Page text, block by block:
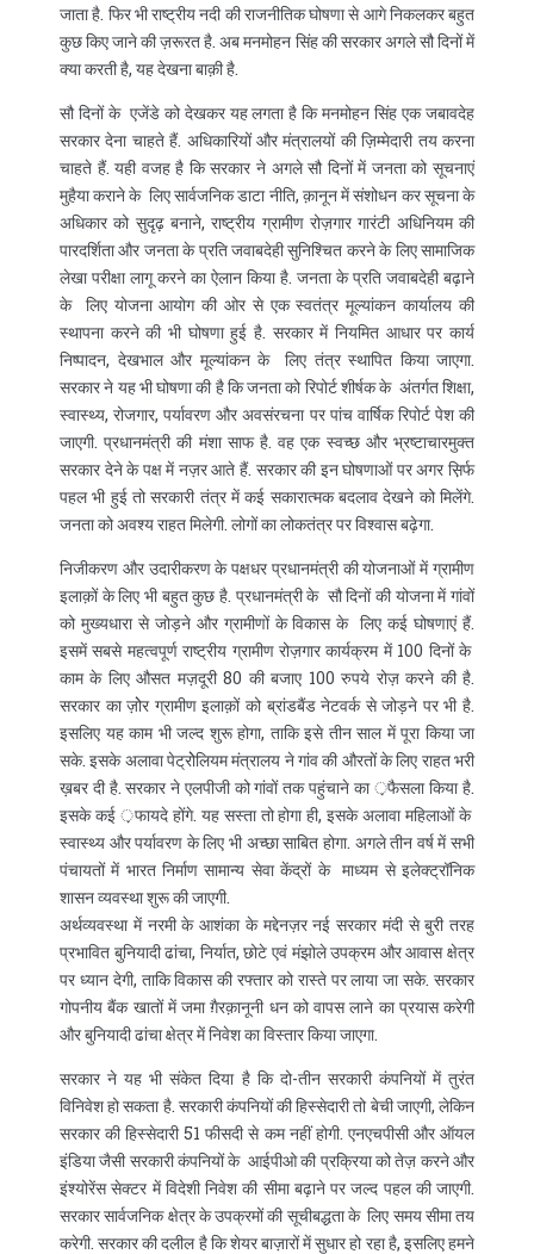
जाता है. फिर भी राष्ट्रीय नदी की राजनीतिक घोषणा से आगे निकलकर बहुत
कुछ किए जाने की ज़रूरत है. अब मनमोहन सिंह की सरकार अगले सौ दिनों में
क्या करती है, यह देखना बाक़ी है.
सौ दिनों के एजेंडे को देखकर यह लगता है कि मनमोहन सिंह एक जबावदेह
सरकार देना चाहते हैं. अधिकारियों और मंत्रालयों की ज़िम्मेदारी तय करना
चाहते हैं. यही वजह है कि सरकार ने अगले सौ दिनों में जनता को सूचनाएं
मुहैया कराने के लिए सार्वजनिक डाटा नीति, क़ानून में संशोधन कर सूचना के
अधिकार को सुदृढ़ बनाने, राष्ट्रीय ग्रामीण रोज़गार गारंटी अधिनियम की
पारदर्शिता और जनता के प्रति जवाबदेही सुनिश्चित करने के लिए सामाजिक
लेखा परीक्षा लागू करने का ऐलान किया है. जनता के प्रति जवाबदेही बढ़ाने
के लिए योजना आयोग की ओर से एक स्वतंत्र मूल्यांकन कार्यालय की
स्थापना करने की भी घोषणा हुई है. सरकार में नियमित आधार पर कार्य
निष्पादन, देखभाल और मूल्यांकन के लिए तंत्र स्थापित किया जाएगा.
सरकार ने यह भी घोषणा की है कि जनता को रिपोर्ट शीर्षक के अंतर्गत शिक्षा,
स्वास्थ्य, रोजगार, पर्यावरण और अवसंरचना पर पांच वार्षिक रिपोर्ट पेश की
जाएगी. प्रधानमंत्री की मंशा साफ है. वह एक स्वच्छ और भ्रष्टाचारमुक्त
सरकार देने के पक्ष में नज़र आते हैं. सरकार की इन घोषणाओं पर अगर स़िर्फ
पहल भी हुई तो सरकारी तंत्र में कई सकारात्मक बदलाव देखने को मिलेंगे.
जनता को अवश्य राहत मिलेगी. लोगों का लोकतंत्र पर विश्वास बढ़ेगा.
निजीकरण और उदारीकरण के पक्षधर प्रधानमंत्री की योजनाओं में ग्रामीण
इलाक़ों के लिए भी बहुत कुछ है. प्रधानमंत्री के सौ दिनों की योजना में गांवों
को मुख्यधारा से जोड़ने और ग्रामीणों के विकास के लिए कई घोषणाएं हैं.
इसमें सबसे महत्वपूर्ण राष्ट्रीय ग्रामीण रोज़गार कार्यक्रम में 100 दिनों के
काम के लिए औसत मज़दूरी 80 की बजाए 100 रुपये रोज़ करने की है.
सरकार का ज़ोेर ग्रामीण इलाक़ों को ब्रांडबैंड नेटवर्क से जोड़ने पर भी है.
इसलिए यह काम भी जल्द शुरू होगा, ताकि इसे तीन साल में पूरा किया जा
सके. इसके अलावा पेट्रोेलियम मंत्रालय ने गांव की औरतों के लिए राहत भरी
ख़बर दी है. सरकार ने एलपीजी को गांवों तक पहुंचाने का ़फैसला किया है.
इसके कई ़फायदे होंगे. यह सस्ता तो होगा ही, इसके अलावा महिलाओं के
स्वास्थ्य और पर्यावरण के लिए भी अच्छा साबित होगा. अगले तीन वर्ष में सभी
पंचायतों में भारत निर्माण सामान्य सेवा केंद्रों के माध्यम से इलेक्ट्रॉनिक
शासन व्यवस्था शुरू की जाएगी.
अर्थव्यवस्था में नरमी के आशंका के मद्देनज़र नई सरकार मंदी से बुरी तरह
प्रभावित बुनियादी ढांचा, निर्यात, छोटे एवं मंझोले उपक्रम और आवास क्षेत्र
पर ध्यान देगी, ताकि विकास की रफ्तार को रास्ते पर लाया जा सके. सरकार
गोपनीय बैंक खातों में जमा ग़ैरक़ानूनी धन को वापस लाने का प्रयास करेगी
और बुनियादी ढांचा क्षेत्र में निवेश का विस्तार किया जाएगा.
सरकार ने यह भी संकेत दिया है कि दो-तीन सरकारी कंपनियों में तुरंत
विनिवेश हो सकता है. सरकारी कंपनियों की हिस्सेदारी तो बेची जाएगी, लेकिन
सरकार की हिस्सेदारी 51 फीसदी से कम नहीं होगी. एनएचपीसी और ऑयल
इंडिया जैसी सरकारी कंपनियों के आईपीओ की प्रक्रिया को तेज़ करने और
इंश्योरेंस सेक्टर में विदेशी निवेश की सीमा बढ़ाने पर जल्द पहल की जाएगी.
सरकार सार्वजनिक क्षेत्र के उपक्रमों की सूचीबद्धता के लिए समय सीमा तय
करेगी. सरकार की दलील है कि शेयर बाज़ारों में सुधार हो रहा है, इसलिए हमने